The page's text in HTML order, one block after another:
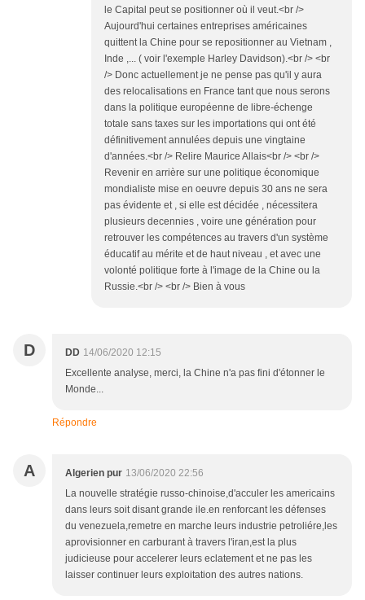
le Capital peut se positionner où il veut.<br />
Aujourd'hui certaines entreprises américaines
quittent la Chine pour se repositionner au Vietnam ,
Inde ,... ( voir l'exemple Harley Davidson).<br /> <br
/> Donc actuellement je ne pense pas qu'il y aura
des relocalisations en France tant que nous serons
dans la politique européenne de libre-échenge
totale sans taxes sur les importations qui ont été
définitivement annulées depuis une vingtaine
d'années.<br /> Relire Maurice Allais<br /> <br />
Revenir en arrière sur une politique économique
mondialiste mise en oeuvre depuis 30 ans ne sera
pas évidente et , si elle est décidée , nécessitera
plusieurs decennies , voire une génération pour
retrouver les compétences au travers d'un système
éducatif au mérite et de haut niveau , et avec une
volonté politique forte à l'image de la Chine ou la
Russie.<br /> <br /> Bien à vous
D DD 14/06/2020 12:15
Excellente analyse, merci, la Chine n'a pas fini d'étonner le
Monde...
Répondre
A Algerien pur 13/06/2020 22:56
La nouvelle stratégie russo-chinoise,d'acculer les americains
dans leurs soit disant grande ile.en renforcant les défenses
du venezuela,remetre en marche leurs industrie petroliére,les
aprovisionner en carburant à travers l'iran,est la plus
judicieuse pour accelerer leurs eclatement et ne pas les
laisser continuer leurs exploitation des autres nations.